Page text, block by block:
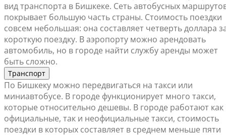
вид транспорта в Бишкеке. Сеть автобусных
покрывает большую часть страны. Стоимость поездки
совсем небольшая: она составляет четверть доллара
короткую поездку. В аэропорту можно арендовать
автомобиль, но в городе найти службу аренды может
быть сложно.
Транспорт
По Бишкеку можно передвигаться на такси или
миниавтобусе. В городе функционирует много такси,
которые относительно дешевы. В городе работают как
официальные, так и неофициальные такси, стоимость
поездки в которых составляет в среднем меньше пяти